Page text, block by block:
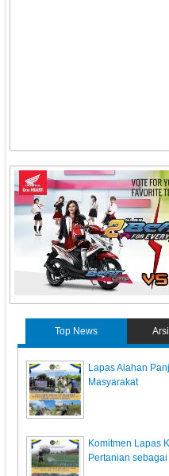
Top News
Lapas Alahan
Masyarakat
Komitmen Lapas
Pertanian